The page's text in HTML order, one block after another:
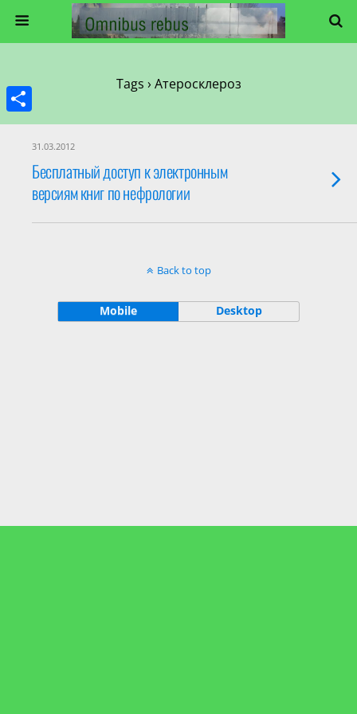
Tags › Атеросклероз
31.03.2012
Бесплатный доступ к электронным
версиям книг по нефрологии
Back to top
Mobile Desktop
Share